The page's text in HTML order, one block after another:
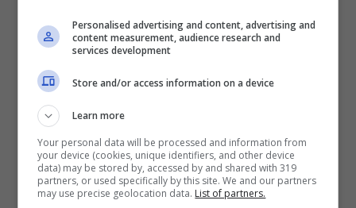
06 APRILE – VINDICIO (PORTICCIOLO
CAPOSELE);
13 APRILE – GIANOLA/SANTO JANNI
Personalised advertising and content, advertising and
content measurement, audience research and
services development
Store and/or access information on a device
Learn more
Your personal data will be processed and information from
your device (cookies, unique identifiers, and other device
data) may be stored by, accessed by and shared with 319
partners, or used specifically by this site. We and our partners
may use precise geolocation data. List of partners.